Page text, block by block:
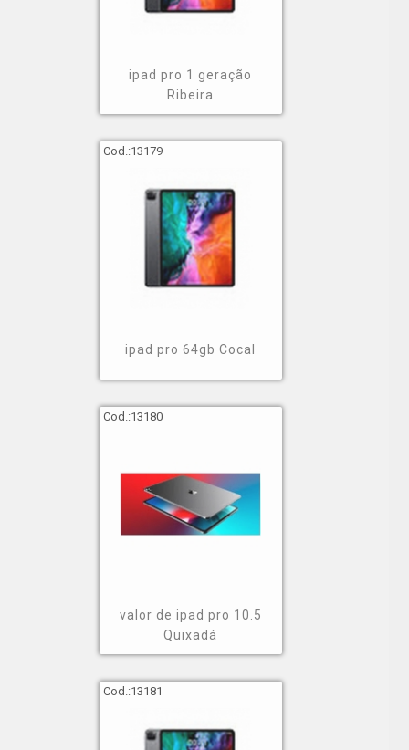
ipad pro 1 geração
Ribeira
Cod.:13179
ipad pro 64gb Cocal
Cod.:13180
valor de ipad pro 10.5
Quixadá
Cod.:13181